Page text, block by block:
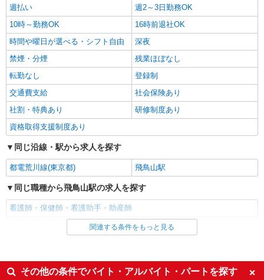
株式会社kotrio /●SW-S-2022820
十条駅＊病院の看護助手│シフト相談OK！経
験不問・資格不問◎
時給1550円〜2312円 ＜交通費全支給(ガソリ
東京都北区上十条
キープ 詳細を見る
派遣社員
株式会社kotrio /●SW-H1-1983849
残業なし◎日勤のみ
時給2400円〜3000円＜交通費全額支給(ガソリ
ン代含む)/日払い可/週払い可＞
東京都北区
キープ 詳細を見る
株式会社kotrio /●SW-S-2078159
週払い
週2～3日勤務OK
10時～勤務OK
16時前退社OK
時間や曜日が選べる・シフト自由
深夜
禁煙・分煙
残業ほぼなし
転勤なし
登録制
交通費支給
社会保険あり
社割・特典あり
研修制度あり
資格取得支援制度あり
同じ沿線・駅から求人を探す
都電荒川線(東京都) 飛鳥山駅
同じ職種から飛鳥山駅の求人を探す
看護師・保健師・看護助手・助産師
同じ雇用形態から飛鳥山駅の求人を探す
派遣社員
関連する条件をもっと見る
その他の条件でバイト・アルバイト・パートを探す